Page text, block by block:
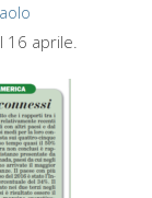
16 aprile.